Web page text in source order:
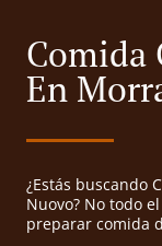
Comida
En
¿Estás buscando
Nuovo? No todo
preparar comida